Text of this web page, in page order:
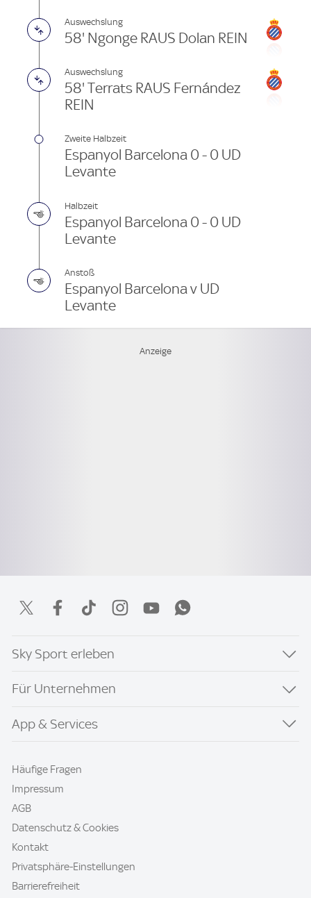
Auswechslung
58' Ngonge RAUS Dolan REIN
Auswechslung
58' Terrats RAUS Fernández
REIN
Zweite Halbzeit
Espanyol Barcelona 0 - 0 UD
Levante
Halbzeit
Espanyol Barcelona 0 - 0 UD
Levante
Anstoß
Espanyol Barcelona v UD
Levante
Sky Sport erleben
Für Unternehmen
App & Services
Häufige Fragen
Impressum
AGB
Datenschutz & Cookies
Kontakt
Privatsphäre-Einstellungen
Barrierefreiheit